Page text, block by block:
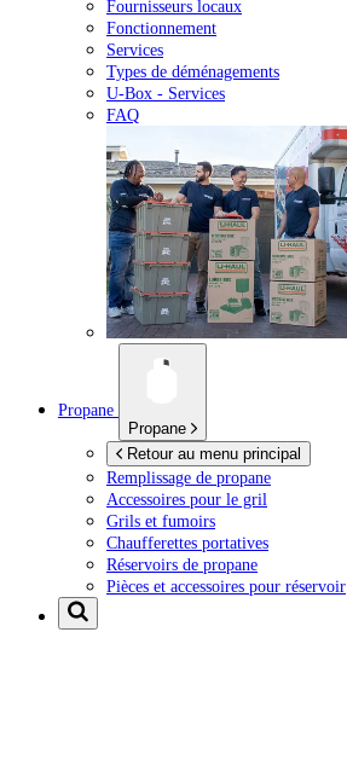
Fournisseurs locaux
Fonctionnement
Services
Types de déménagements
U-Box - Services
FAQ
Propane
Propane
Retour au menu principal
Remplissage de propane
Accessoires pour le gril
Grils et fumoirs
Chaufferettes portatives
Réservoirs de propane
Pièces et accessoires pour réservoir